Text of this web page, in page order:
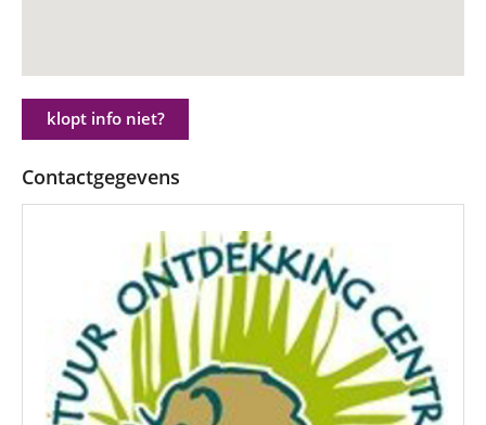
klopt info niet?
Contactgegevens